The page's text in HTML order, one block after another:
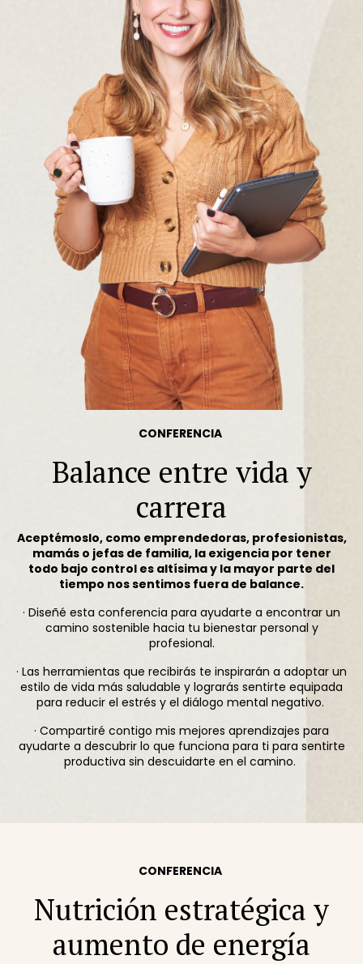
CONFERENCIA
Balance entre vida y
carrera
Aceptémoslo, como emprendedoras, profesionistas,
mamás o jefas de familia, la exigencia por tener
todo bajo control es altísima y la mayor parte del
tiempo nos sentimos fuera de balance.
· Diseñé esta conferencia para ayudarte a encontrar un
camino sostenible hacia tu bienestar personal y
profesional.
· Las herramientas que recibirás te inspirarán a adoptar un
estilo de vida más saludable y lograrás sentirte equipada
para reducir el estrés y el diálogo mental negativo.
· Compartiré contigo mis mejores aprendizajes para
ayudarte a descubrir lo que funciona para ti para sentirte
productiva sin descuidarte en el camino.
CONFERENCIA
Nutrición estratégica y
aumento de energía